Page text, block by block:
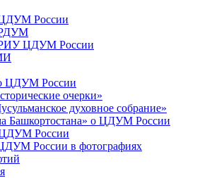
России
ЦДУМ России
ЦДУМ России
очерки»
духовное собрание»
Башкортостана» о ЦДУМ России
России
России в фотографиях